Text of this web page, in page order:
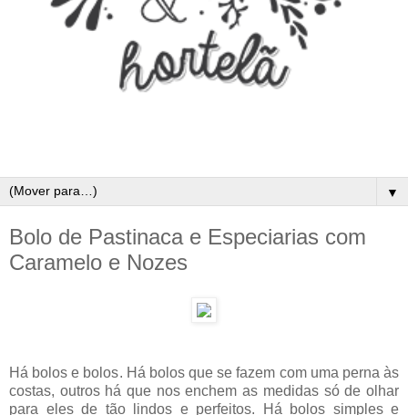
▼
Bolo de Pastinaca e Especiarias com
Caramelo e Nozes
Há bolos e bolos. Há bolos que se fazem com uma perna às
costas, outros há que nos enchem as medidas só de olhar
para eles de tão lindos e perfeitos. Há bolos simples e